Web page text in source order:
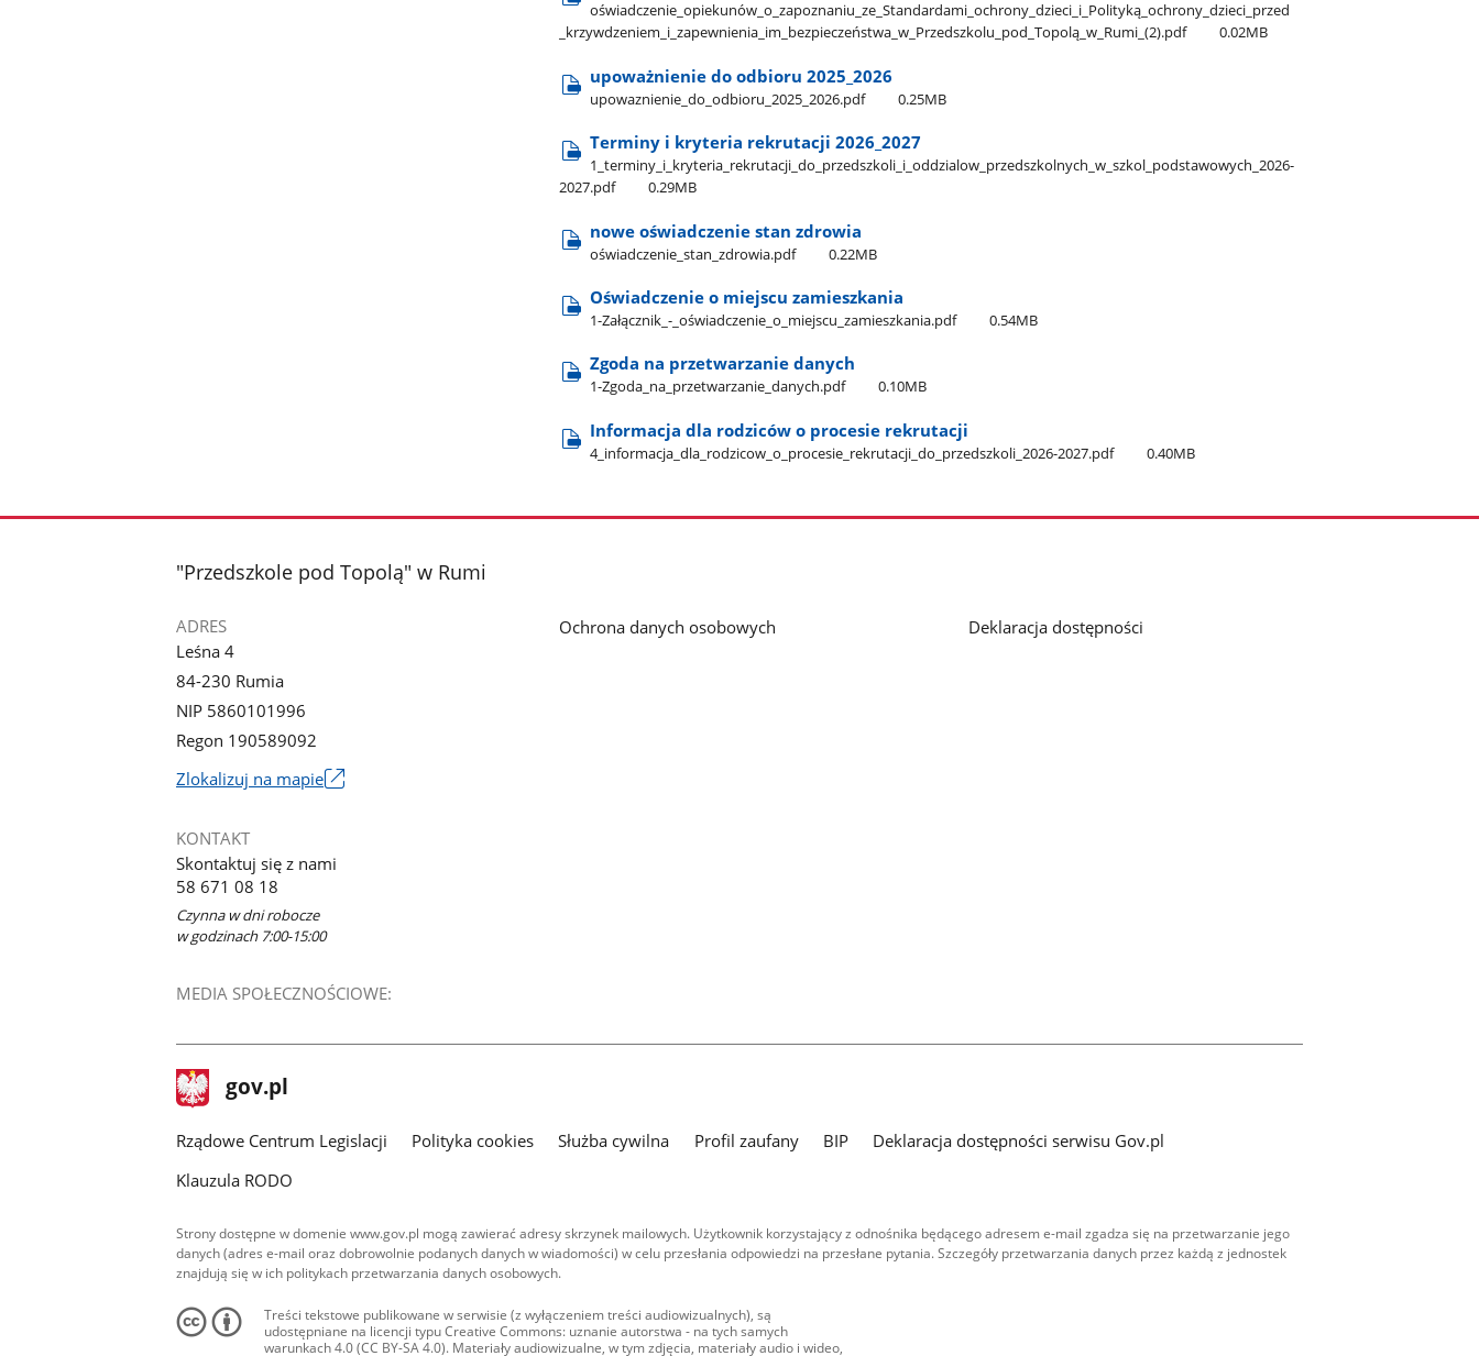
oświadczenie​_opiekunów​_o​_zapoznaniu​_ze​_Standardami​_ochrony​_dzieci​_i​_Polityką​_ochrony​_dzieci​_przed​
_krzywdzeniem​_i​_zapewnienia​_im​_bezpieczeństwa​_w​_Przedszkolu​_pod​_Topolą​_w​_Rumi​_(2).pdf
0.02MB
upoważnienie do odbioru 2025​_2026
upowaznienie​_do​_odbioru​_2025​_2026.pdf 0.25MB
Terminy i kryteria rekrutacji 2026​_2027
1​_terminy​_i​_kryteria​_rekrutacji​_do​_przedszkoli​_i​_oddzialow​_przedszkolnych​_w​_szkol​_podstawowych​_2026-
2027.pdf
0.29MB
nowe oświadczenie stan zdrowia
oświadczenie​_stan​_zdrowia.pdf 0.22MB
Oświadczenie o miejscu zamieszkania
1-Załącznik​_-​_oświadczenie​_o​_miejscu​_zamieszkania.pdf 0.54MB
Zgoda na przetwarzanie danych
1-Zgoda​_na​_przetwarzanie​_danych.pdf 0.10MB
Informacja dla rodziców o procesie rekrutacji
4​_informacja​_dla​_rodzicow​_o​_procesie​_rekrutacji​_do​_przedszkoli​_2026-2027.pdf 0.40MB
stopka
"Przedszkole pod Topolą" w Rumi
ADRES
Leśna 4
84-230 Rumia
NIP 5860101996
Regon 190589092
Zlokalizuj na mapieLink
nowym
KONTAKT
Skontaktuj się z nami
58 671 08 18
Czynna w dni robocze
w godzinach 7:00-15:00
MEDIA SPOŁECZNOŚCIOWE:
Ochrona danych osobowych Deklaracja dostępności
stopka
gov.pl Strona
gov.pl
Rządowe Centrum Legislacji Polityka cookies Służba cywilna Profil zaufany BIP
Deklaracja dostępności serwisu Gov.pl
Klauzula RODO
Strony dostępne w domenie www.gov.pl mogą zawierać adresy skrzynek mailowych. Użytkownik korzystający z odnośnika będącego adresem e-mail zgadza się na przetwarzanie jego
danych (adres e-mail oraz dobrowolnie podanych danych w wiadomości) w celu przesłania odpowiedzi na przesłane pytania. Szczegóły przetwarzania danych przez każdą z jednostek
znajdują się w ich politykach przetwarzania danych osobowych.
Treści tekstowe publikowane w serwisie (z wyłączeniem treści audiowizualnych), są
udostępniane na licencji typu Creative Commons: uznanie autorstwa - na tych samych
warunkach 4.0 (CC BY-SA 4.0). Materiały audiowizualne, w tym zdjęcia, materiały audio i wideo,